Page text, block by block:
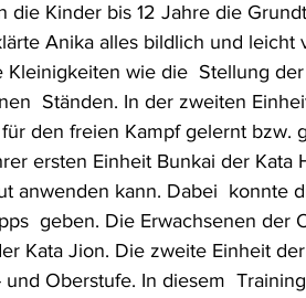
die Kinder bis 12 Jahre die
Anika alles bildlich und leicht
wie die  Stellung
Ständen. In der zweiten
den freien Kampf gelernt bzw.
ersten Einheit Bunkai der Kata
anwenden kann. Dabei  konnte
geben. Die Erwachsenen der
Kata Jion. Die zweite Einheit
Oberstufe. In diesem